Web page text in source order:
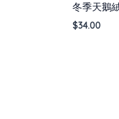
冬季天鵝
$34.00